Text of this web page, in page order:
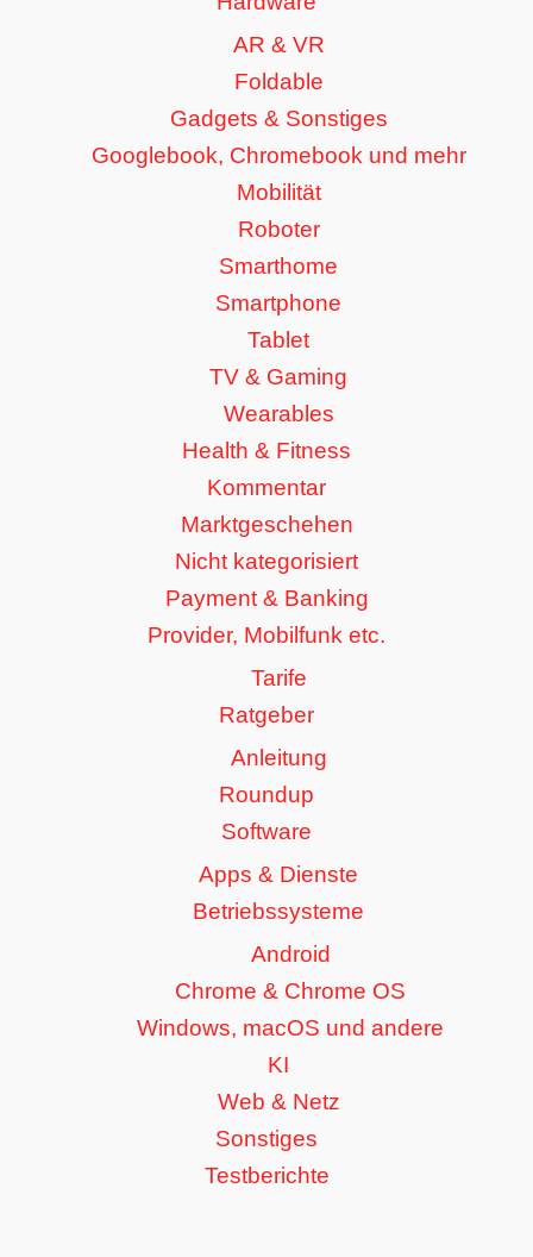
AR & VR
Foldable
Gadgets & Sonstiges
Googlebook, Chromebook und mehr
Mobilität
Roboter
Smarthome
Smartphone
Tablet
TV & Gaming
Wearables
Health & Fitness
Kommentar
Marktgeschehen
Nicht kategorisiert
Payment & Banking
Provider, Mobilfunk etc.
Tarife
Ratgeber
Anleitung
Roundup
Software
Apps & Dienste
Betriebssysteme
Android
Chrome & Chrome OS
Windows, macOS und andere
KI
Web & Netz
Sonstiges
Testberichte